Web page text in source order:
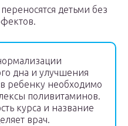
детьми без
дна и улучшения
ребенку необходимо
поливитаминов.
курса и название
врач.